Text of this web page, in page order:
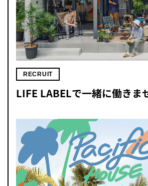
RECRUIT
LIFE LABELで一緒に働きま